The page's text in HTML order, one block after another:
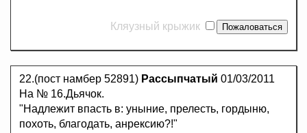
Кляузный крыжик
22.(пост намбер 52891) Рассыпчатый 01/03/2011
На № 16.Дьячок.
"Надлежит впасть в: уныние, прелесть, гордыню,
похоть, благодать, анрексию?!"